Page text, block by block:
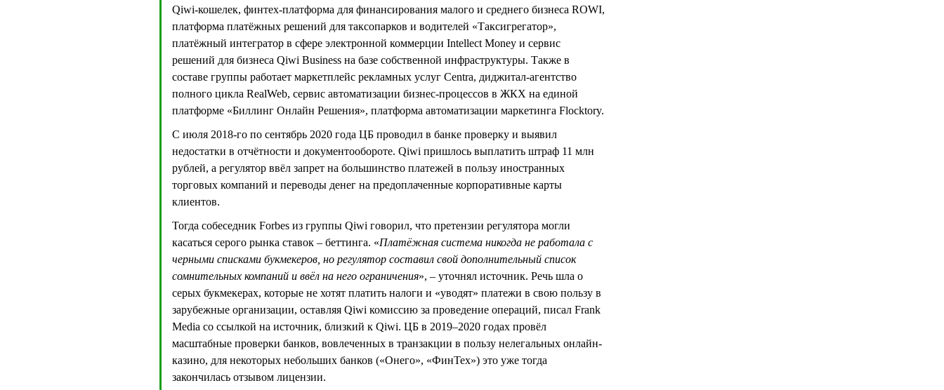
Qiwi-кошелек, финтех-платформа для финансирования малого и среднего бизнеса ROWI,
платформа платёжных решений для таксопарков и водителей «Таксигрегатор»,
платёжный интегратор в сфере электронной коммерции Intellect Money и сервис
решений для бизнеса Qiwi Business на базе собственной инфраструктуры. Также в
составе группы работает маркетплейс рекламных услуг Centra, диджитал-агентство
полного цикла RealWeb, сервис автоматизации бизнес-процессов в ЖКХ на единой
платформе «Биллинг Онлайн Решения», платформа автоматизации маркетинга Flocktory.
С июля 2018-го по сентябрь 2020 года ЦБ проводил в банке проверку и выявил
недостатки в отчётности и документообороте. Qiwi пришлось выплатить штраф 11 млн
рублей, а регулятор ввёл запрет на большинство платежей в пользу иностранных
торговых компаний и переводы денег на предоплаченные корпоративные карты
клиентов.
Тогда собеседник Forbes из группы Qiwi говорил, что претензии регулятора могли
касаться серого рынка ставок – беттинга. «Платёжная система никогда не работала с
черными списками букмекеров, но регулятор составил свой дополнительный список
сомнительных компаний и ввёл на него ограничения», – уточнял источник. Речь шла о
серых букмекерах, которые не хотят платить налоги и «уводят» платежи в свою пользу в
зарубежные организации, оставляя Qiwi комиссию за проведение операций, писал Frank
Media со ссылкой на источник, близкий к Qiwi. ЦБ в 2019–2020 годах провёл
масштабные проверки банков, вовлеченных в транзакции в пользу нелегальных онлайн-
казино, для некоторых небольших банков («Онего», «ФинТех») это уже тогда
закончилась отзывом лицензии.